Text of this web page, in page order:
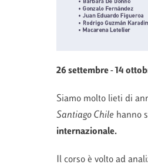
26 settembre - 14
Siamo molto lieti di
Santiago Chilehanno
internazionale.
Il corso è volto ad